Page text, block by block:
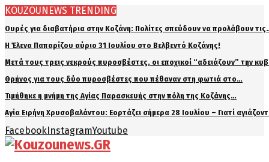
KOUZOUNEWS TRENDING
Ουρές για διαβατήρια στην Κοζάνη: Πολίτες σπεύδουν να προλάβουν
Η Έλενα Παπαρίζου αύριο 31 Ιουλίου στο Βελβεντό Κοζάνης!
Μετά τους τρεις νεκρούς πυροσβέστες, οι εποχικοί “αδειάζουν” την
Θρήνος για τους δύο πυροσβέστες που πέθαναν στη φωτιά στο…
Τιμήθηκε η μνήμη της Αγίας Παρασκευής στην πόλη της Κοζάνης…
Αγία Ειρήνη Χρυσοβαλάντου: Εορτάζει σήμερα 28 Ιουλίου – Γιατί
FacebookInstagramYoutube